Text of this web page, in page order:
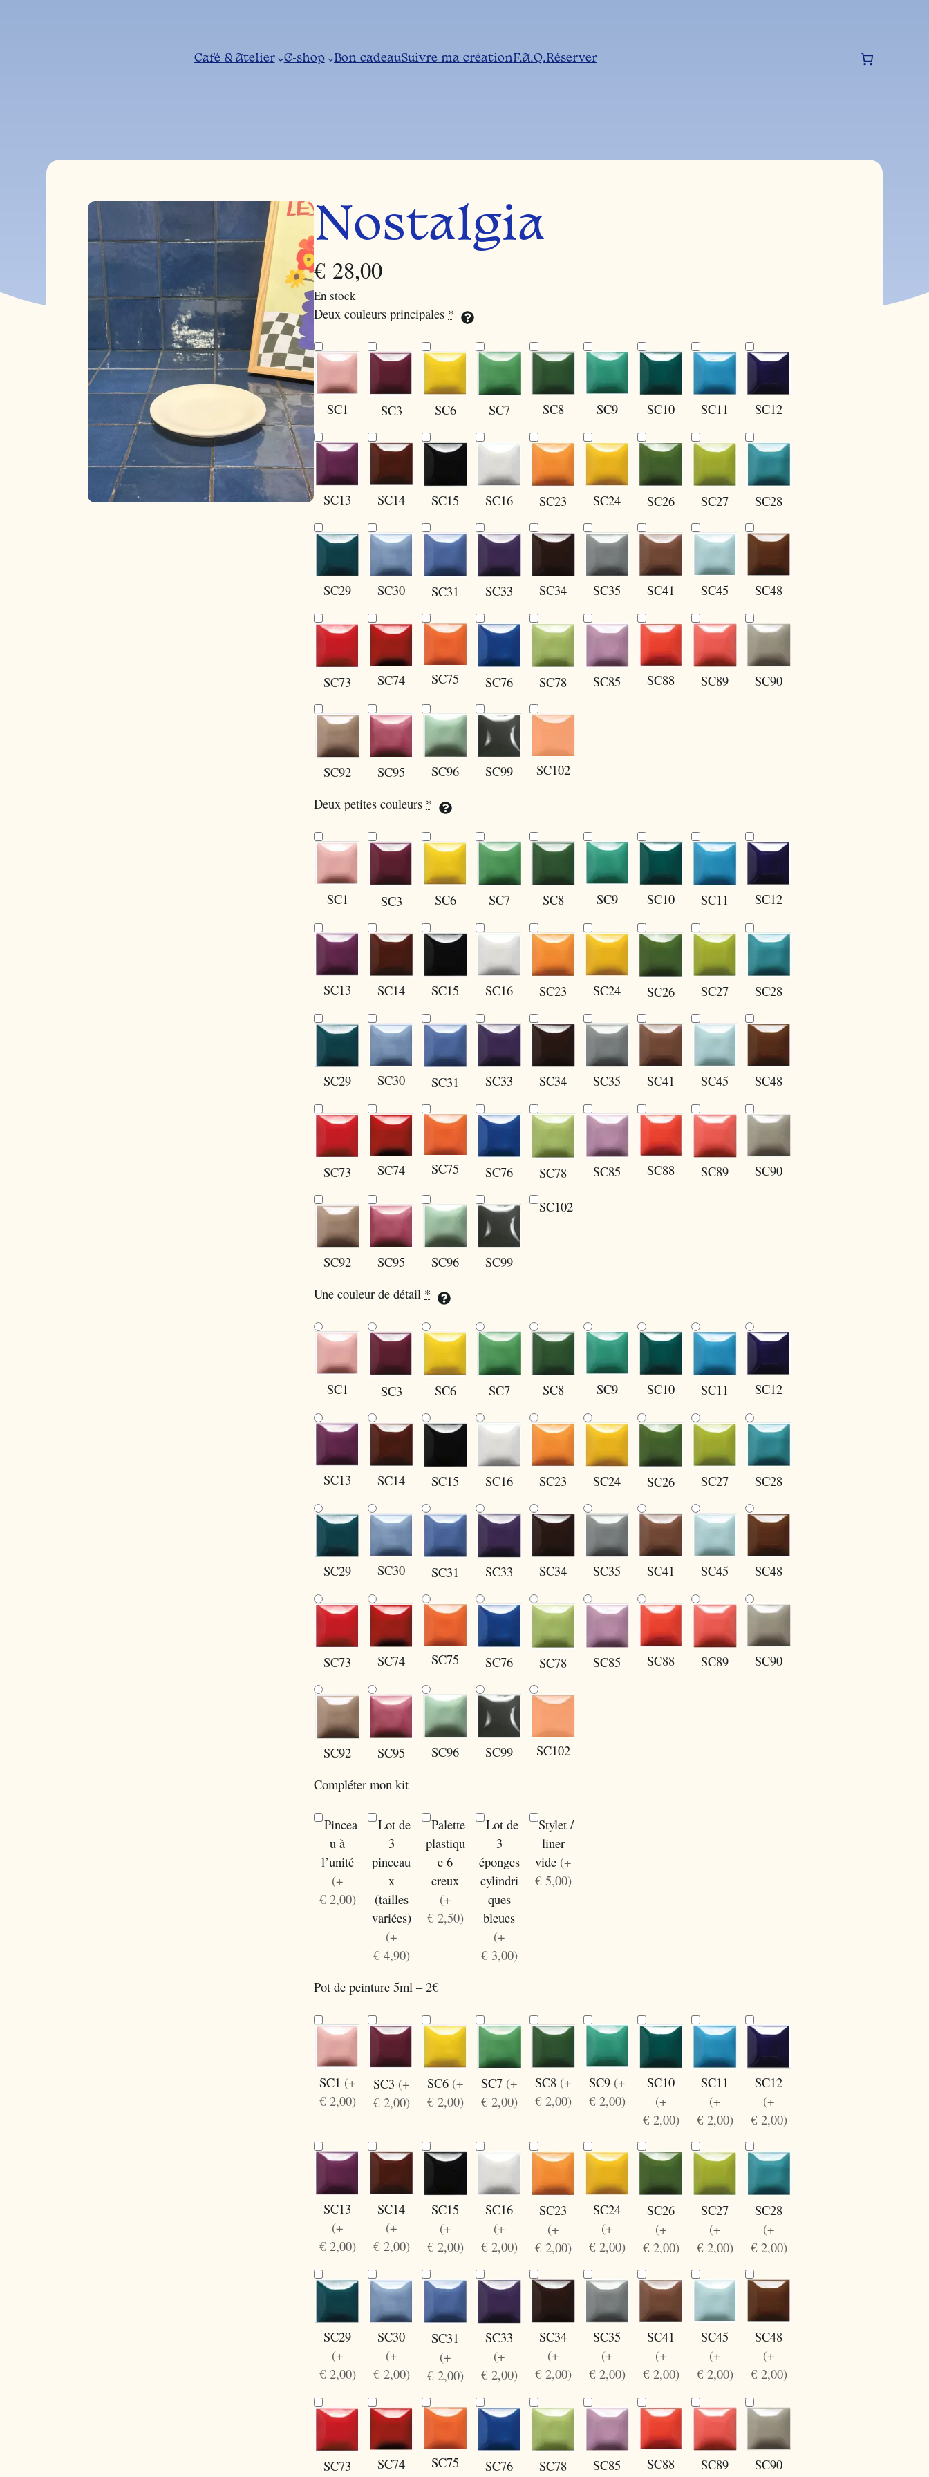
Café & Atelier E-shop Bon cadeauSuivre ma créationF.A.Q.Réserver
Nostalgia
€28,00
En stock
Deux couleurs principales *
SC1 SC3 SC6 SC7 SC8 SC9 SC10 SC11 SC12
SC13 SC14 SC15 SC16 SC23 SC24 SC26 SC27 SC28
SC29 SC30 SC31 SC33 SC34 SC35 SC41 SC45 SC48
SC73 SC74 SC75 SC76 SC78 SC85 SC88 SC89 SC90
SC92 SC95 SC96 SC99
SC102
Deux petites couleurs *
SC1 SC3 SC6 SC7 SC8 SC9 SC10 SC11 SC12
SC13 SC14 SC15 SC16 SC23 SC24 SC26 SC27 SC28
SC29 SC30 SC31 SC33 SC34 SC35 SC41 SC45 SC48
SC73 SC74 SC75 SC76 SC78 SC85 SC88 SC89 SC90
SC92 SC95 SC96 SC99
SC102
Une couleur de détail *
SC1 SC3 SC6 SC7 SC8 SC9 SC10 SC11 SC12
SC13 SC14 SC15 SC16 SC23 SC24 SC26 SC27 SC28
SC29 SC30 SC31 SC33 SC34 SC35 SC41 SC45 SC48
SC73 SC74 SC75 SC76 SC78 SC85 SC88 SC89 SC90
SC92 SC95 SC96 SC99
SC102
Compléter mon kit
Pincea
u à
l’unité
(+
€ 2,00)
Lot de
3
pinceau
x
(tailles
variées)
(+
€ 4,90)
Palette
plastiqu
e 6
creux
(+
€ 2,50)
Lot de
3
éponges
cylindri
ques
bleues
(+
€ 3,00)
Stylet /
liner
vide (+
€ 5,00)
Pot de peinture 5ml – 2€
SC1 (+
€ 2,00)
SC3 (+
€ 2,00)
SC6 (+
€ 2,00)
SC7 (+
€ 2,00)
SC8 (+
€ 2,00)
SC9 (+
€ 2,00)
SC10
(+
€ 2,00)
SC11
(+
€ 2,00)
SC12
(+
€ 2,00)
SC13
(+
€ 2,00)
SC14
(+
€ 2,00)
SC15
(+
€ 2,00)
SC16
(+
€ 2,00)
SC23
(+
€ 2,00)
SC24
(+
€ 2,00)
SC26
(+
€ 2,00)
SC27
(+
€ 2,00)
SC28
(+
€ 2,00)
SC29
(+
€ 2,00)
SC30
(+
€ 2,00)
SC31
(+
€ 2,00)
SC33
(+
€ 2,00)
SC34
(+
€ 2,00)
SC35
(+
€ 2,00)
SC41
(+
€ 2,00)
SC45
(+
€ 2,00)
SC48
(+
€ 2,00)
SC73
SC74
SC75
SC76
SC78
SC85
SC88
SC89
SC90